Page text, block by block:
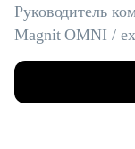
Руководитель
Magnit OMNI /